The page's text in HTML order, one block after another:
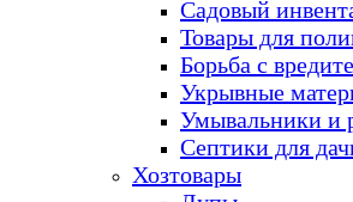
Садовый
Товары для
Борьба с
Укрывные
Умывальники и
Септики для
Хозтовары